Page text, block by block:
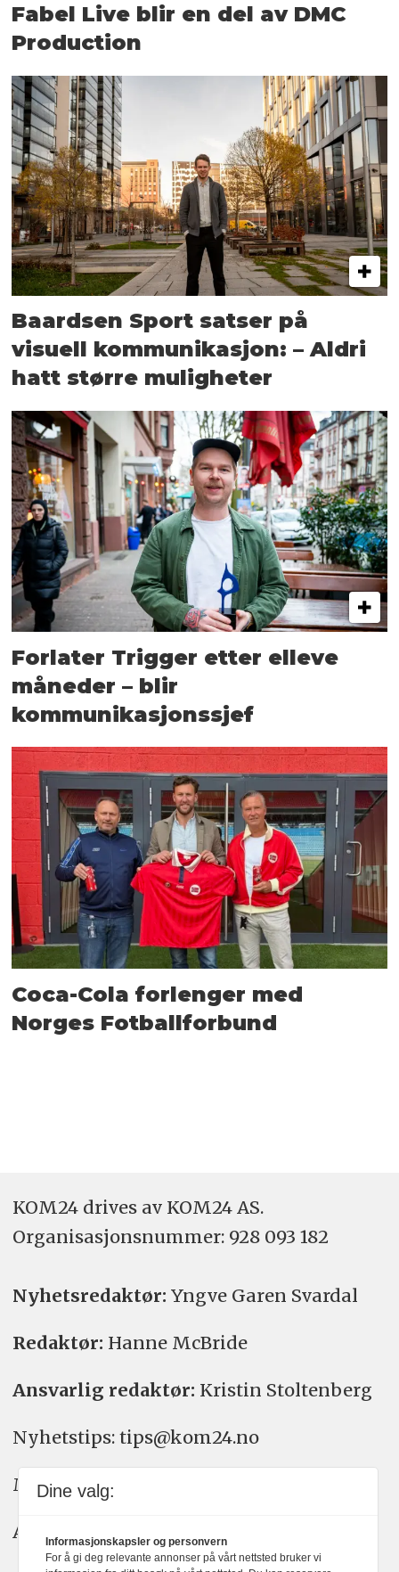
Fabel Live blir en del av DMC
Production
Baardsen Sport satser på
visuell kommunikasjon: – Aldri
hatt større muligheter
Forlater Trigger etter elleve
måneder – blir
kommunikasjonssjef
Coca-Cola forlenger med
Norges Fotballforbund
KOM24 drives av KOM24 AS.
Organisasjons­nummer: 928 093 182
Nyhetsredaktør: Yngve Garen Svardal
Redaktør: Hanne McBride
Ansvarlig redaktør: Kristin Stoltenberg
Nyhetstips: tips@kom24.no
Meninger: meninger@kom24.no
Annonse: annonse@watchmedia.no
Dine valg:
Informasjonskapsler og personvern
For å gi deg relevante annonser på vårt nettsted bruker vi